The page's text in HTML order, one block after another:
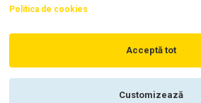
Politica de cookies
Acceptă tot
Customizează